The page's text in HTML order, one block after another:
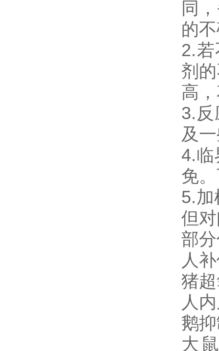
同
的
2.
剂
高
3.
及
4.临
免
5.加
但
部
人
猪
人
鹅
大